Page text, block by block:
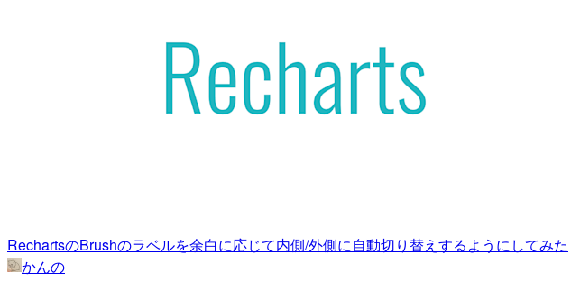
RechartsのBrushのラベルを余白に応じて内側/外側に自動切り替えするようにしてみた
かんの